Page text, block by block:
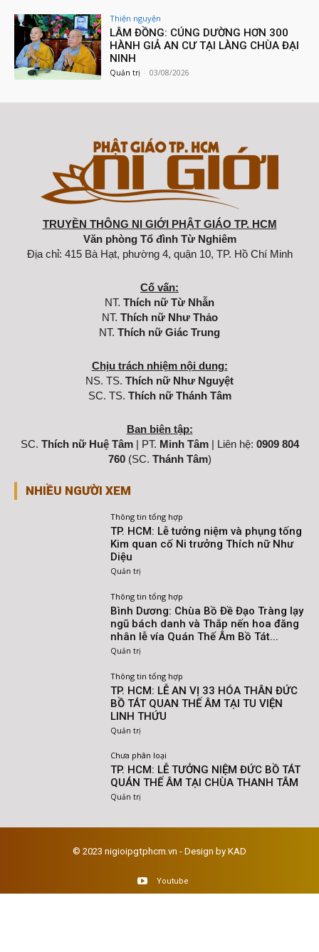
Thông tin tổng hợp
Bình Dương: Chùa Bồ Đề Đạo Tràng lạy
ngũ bách danh và Thắp nến hoa đăng
nhân lễ vía Quán Thế Âm Bồ Tát...
Quản trị
LINH THỨU
Quản trị
TP. HCM: LỄ TƯỞNG NIỆM ĐỨC BỒ TÁT
QUÁN THẾ ÂM TẠI CHÙA THANH TÂM
Quản trị
Youtube